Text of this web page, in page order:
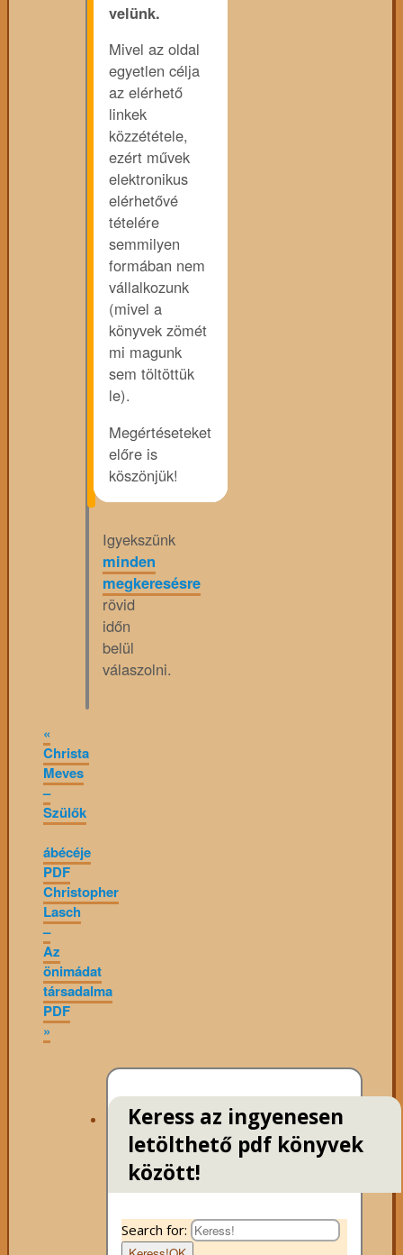
velünk.
Mivel az oldal
egyetlen célja
az elérhető
linkek
közzététele,
ezért művek
elektronikus
elérhetővé
tételére
semmilyen
formában nem
vállalkozunk
(mivel a
könyvek zömét
mi magunk
sem töltöttük
le).
Megértéseteket
előre is
köszönjük!
Igyekszünk
minden
megkeresésre
rövid
időn
belül
válaszolni.
«
Christa
Meves
–
Szülők
ábécéje
PDF
Christopher
Lasch
–
Az
önimádat
társadalma
PDF
»
Keress az ingyenesen
letölthető pdf könyvek
között!
Search for: